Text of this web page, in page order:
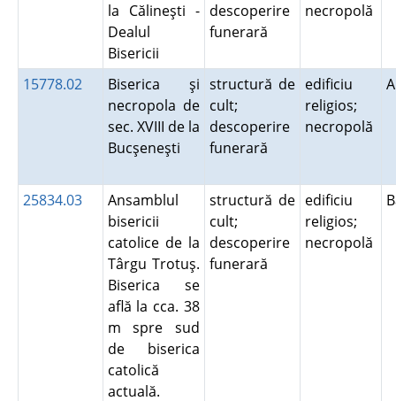
la Călineşti -
Dealul
Bisericii
descoperire
funerară
necropolă
15778.02
Biserica şi
necropola de
sec. XVIII de la
Bucşeneşti
structură de
cult;
descoperire
funerară
edificiu
religios;
necropolă
25834.03
Ansamblul
bisericii
catolice de la
Târgu Trotuş.
Biserica se
află la cca. 38
m spre sud
de biserica
catolică
actuală.
structură de
cult;
descoperire
funerară
edificiu
religios;
necropolă